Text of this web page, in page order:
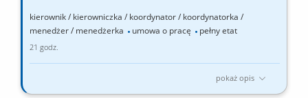
kierownik / kierowniczka / koordynator / koordynatorka /
menedżer / menedżerka
umowa o pracę pełny etat
21 godz.
pokaż opis
Zakres obowiązków: Zarządzanie realizacją strategicznych